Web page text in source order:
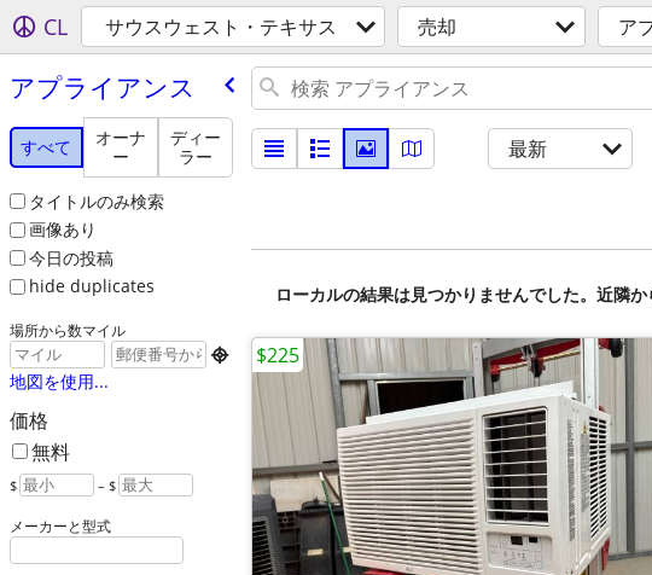
CL サウスウェスト・テキサス 売却 ア
アプライアンス
すべて
オーナ
ー
ディー
ラー
タイトルのみ検索
画像あり
今日の投稿
hide duplicates
場所から数マイル

地図を使用...
価格
無料
$ – $
メーカーと型式
最新
ローカルの結果は見つかりませんでした。近隣
$225